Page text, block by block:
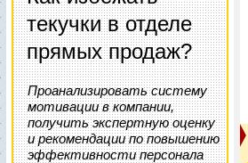
текучки в отделе
прямых продаж?
Проанализировать систему
мотивации в компании,
получить экспертную оценку
и рекомендации по повышению
эффективности персонала